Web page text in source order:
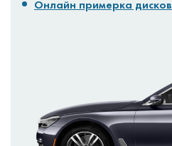
Онлайн примерка дисков